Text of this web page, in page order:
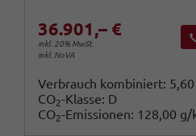
36.901,– €
inkl. 20% MwSt.
inkl. NoVA
Verbrauch kombiniert:
CO2-Klasse: D
CO2-Emissionen: 128,00 g/